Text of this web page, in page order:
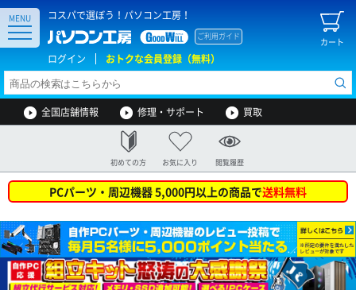
コスパで選ぼう！パソコン工房！
カート
ご利用ガイド
ログイン おトクな会員登録（無料）
MENU
全国店舗情報 修理・サポート 買取
初めての方 お気に入り 閲覧履歴
PCパーツ・周辺機器 5,000円以上の商品で送料無料